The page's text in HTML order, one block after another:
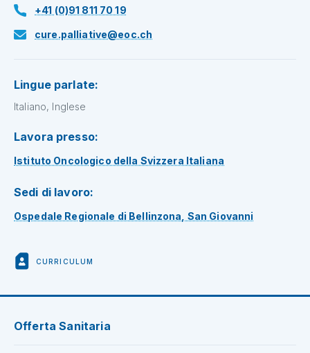
+41 (0)91 811 70 19
cure.palliative@eoc.ch
Lingue parlate:
Italiano, Inglese
Lavora presso:
Istituto Oncologico della Svizzera Italiana
Sedi di lavoro:
Ospedale Regionale di Bellinzona, San Giovanni
CURRICULUM
Offerta Sanitaria